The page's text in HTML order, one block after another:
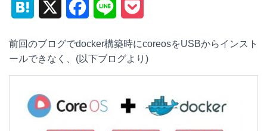
e
n
a
e
b
e k
前回のブログでdocker構築時にcoreosをUSBからインスト
ールできなく、(以下ブログより)